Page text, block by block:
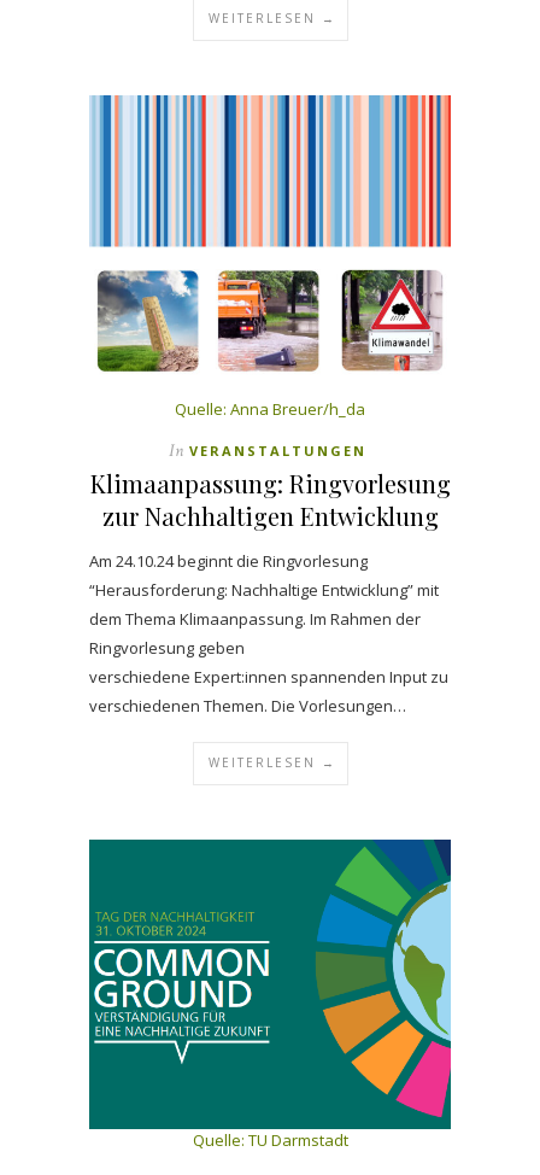
WEITERLESEN →
Quelle: Anna Breuer/h_da
In VERANSTALTUNGEN
Klimaanpassung: Ringvorlesung
zur Nachhaltigen Entwicklung
Am 24.10.24 beginnt die Ringvorlesung
“Herausforderung: Nachhaltige Entwicklung” mit
dem Thema Klimaanpassung. Im Rahmen der
Ringvorlesung geben
verschiedene Expert:innen spannenden Input zu
verschiedenen Themen. Die Vorlesungen…
WEITERLESEN →
Quelle: TU Darmstadt